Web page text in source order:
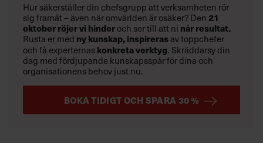
Hur säkerställer din chefsgrupp att verksamheten rör
sig framåt – även när omvärlden är osäker? Den 21
oktoberröjer vi hinderoch ser till att ni når resultat.
Rusta er med ny kunskap, inspirerasav toppchefer
och få experternaskonkreta verktyg. Skräddarsy din
dag med fördjupande kunskapsspår för dina och
organisationens behov just nu.
BOKA TIDIGT OCH SPARA 30 %